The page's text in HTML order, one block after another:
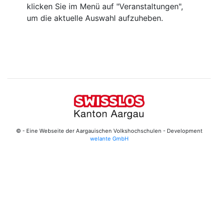
klicken Sie im Menü auf "Veranstaltungen",
um die aktuelle Auswahl aufzuheben.
© - Eine Webseite der Aargauischen Volkshochschulen - Development
welante GmbH